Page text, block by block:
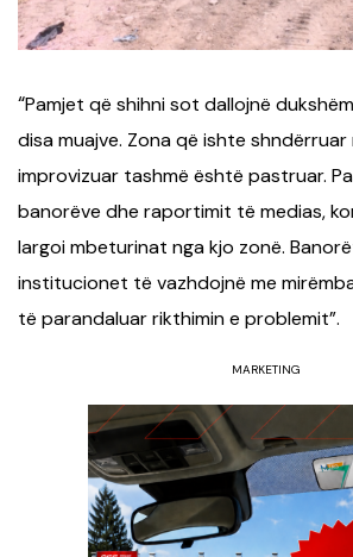
“Pamjet që shihni sot dallojnë
disa muajve. Zona që ishte
improvizuar tashmë është pastruar.
banorëve dhe raportimit të medias,
largoi mbeturinat nga kjo zonë.
institucionet të vazhdojnë me
të parandaluar rikthimin e problemit”.
MARKETING